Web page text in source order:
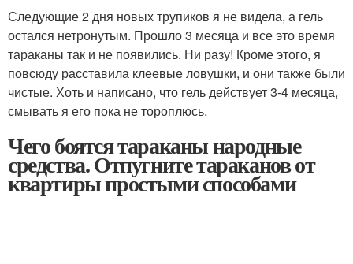
Следующие 2 дня новых трупиков я не видела, а гель
остался нетронутым. Прошло 3 месяца и все это время
тараканы так и не появились. Ни разу! Кроме этого, я
повсюду расставила клеевые ловушки, и они также были
чистые. Хоть и написано, что гель действует 3-4 месяца,
смывать я его пока не тороплюсь.
Чего боятся тараканы народные
средства. Отпугните тараканов от
квартиры простыми способами